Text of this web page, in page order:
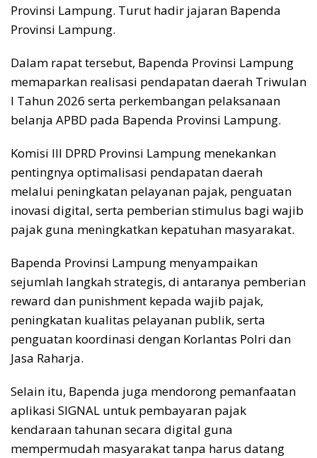
Provinsi Lampung. Turut hadir jajaran Bapenda
Provinsi Lampung.
Dalam rapat tersebut, Bapenda Provinsi Lampung
memaparkan realisasi pendapatan daerah Triwulan
I Tahun 2026 serta perkembangan pelaksanaan
belanja APBD pada Bapenda Provinsi Lampung.
Komisi III DPRD Provinsi Lampung menekankan
pentingnya optimalisasi pendapatan daerah
melalui peningkatan pelayanan pajak, penguatan
inovasi digital, serta pemberian stimulus bagi wajib
pajak guna meningkatkan kepatuhan masyarakat.
Bapenda Provinsi Lampung menyampaikan
sejumlah langkah strategis, di antaranya pemberian
reward dan punishment kepada wajib pajak,
peningkatan kualitas pelayanan publik, serta
penguatan koordinasi dengan Korlantas Polri dan
Jasa Raharja.
Selain itu, Bapenda juga mendorong pemanfaatan
aplikasi SIGNAL untuk pembayaran pajak
kendaraan tahunan secara digital guna
mempermudah masyarakat tanpa harus datang